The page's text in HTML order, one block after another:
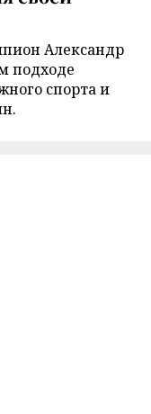
Александр
подходе
спорта и